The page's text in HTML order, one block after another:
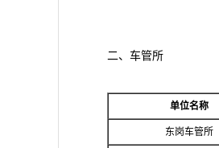
二、车管所
单位名称
东岗车管所